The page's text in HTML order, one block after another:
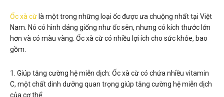
Ốc xà cừ là một trong những loại ốc được ưa chuộng nhất tại Việt
Nam. Nó có hình dáng giống như ốc sên, nhưng có kích thước lớn
hơn và có màu vàng. Ốc xà cừ có nhiều lợi ích cho sức khỏe, bao
gồm:
1. Giúp tăng cường hệ miễn dịch: Ốc xà cừ có chứa nhiều vitamin
C, một chất dinh dưỡng quan trọng giúp tăng cường hệ miễn dịch
của cơ thể.